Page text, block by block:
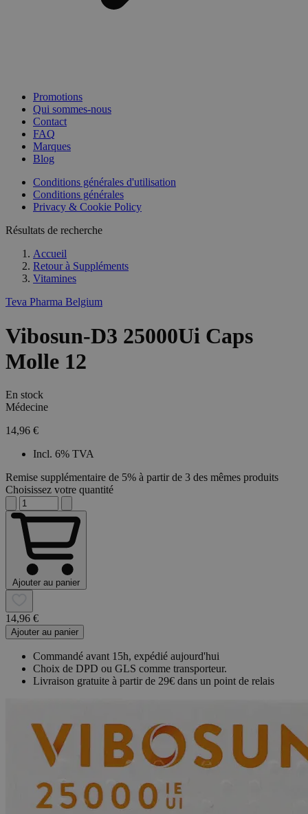
Promotions
Qui sommes-nous
Contact
FAQ
Marques
Blog
Conditions générales d'utilisation
Conditions générales
Privacy & Cookie Policy
Résultats de recherche
Accueil
Retour à Suppléments
Vitamines
Teva Pharma Belgium
Vibosun-D3 25000Ui Caps
Molle 12
En stock
Médecine
14,96 €
Incl. 6% TVA
Remise supplémentaire de 5% à partir de 3 des mêmes produits
Choisissez votre quantité
Ajouter au panier
14,96 €
Ajouter au panier
Commandé avant 15h, expédié aujourd'hui
Choix de DPD ou GLS comme transporteur.
Livraison gratuite à partir de 29€ dans un point de relais